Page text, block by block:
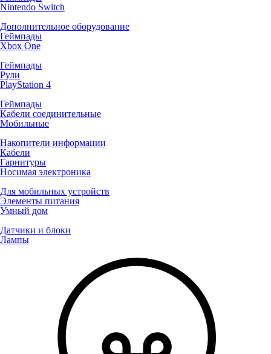
Nintendo Switch
Дополнительное оборудование
Геймпады
Xbox One
Геймпады
Рули
PlayStation 4
Геймпады
Кабели соединительные
Мобильные
Накопители информации
Кабели
Гарнитуры
Носимая электроника
Для мобильных устройств
Элементы питания
Умный дом
Датчики и блоки
Лампы